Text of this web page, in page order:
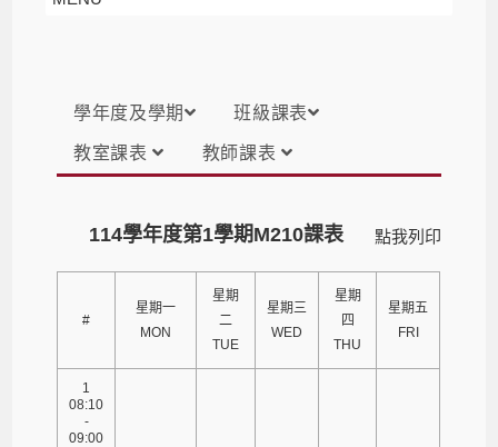
學年度及學期 班級課表
教室課表 教師課表
點我列印
114學年度第1學期M210課表
#
星期一
MON
星期
二
TUE
星期三
WED
星期
四
THU
星期五
FRI
1
08:10
-
09:00